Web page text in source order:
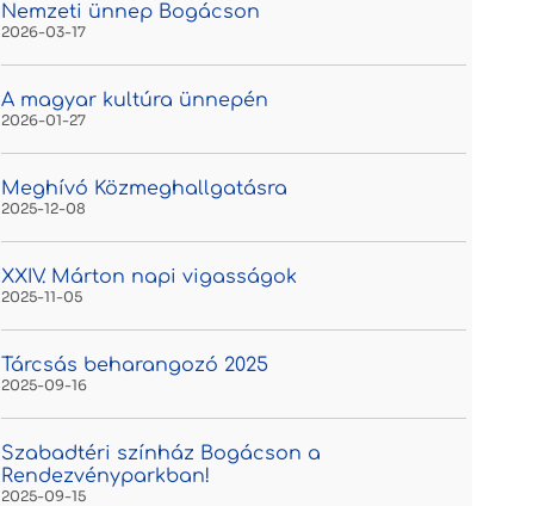
Nemzeti ünnep Bogácson
2026-03-17
A magyar kultúra ünnepén
2026-01-27
Meghívó Közmeghallgatásra
2025-12-08
XXIV. Márton napi vigasságok
2025-11-05
Tárcsás beharangozó 2025
2025-09-16
Szabadtéri színház Bogácson a
Rendezvényparkban!
2025-09-15